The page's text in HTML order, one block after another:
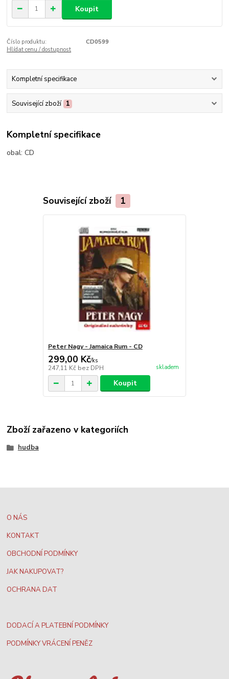
Koupit
Číslo produktu:
CD0599
Hlídat cenu / dostupnost
Kompletní specifikace
Související zboží 1
Kompletní specifikace
obal: CD
Související zboží 1
Peter Nagy - Jamaica Rum - CD
299,00 Kč/ks
247,11 Kč bez DPH skladem
Koupit
Zboží zařazeno v kategoriích
hudba
O NÁS
KONTAKT
OBCHODNÍ PODMÍNKY
JAK NAKUPOVAT?
OCHRANA DAT
DODACÍ A PLATEBNÍ PODMÍNKY
PODMÍNKY VRÁCENÍ PENĚZ